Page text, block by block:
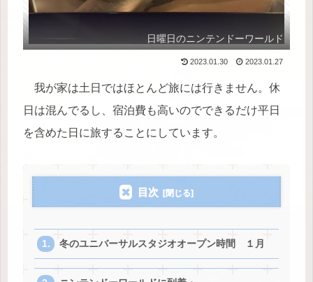
日曜日のニンテンドーワールド
2023.01.30 2023.01.27
我が家は土日ではほとんど旅には行きません。休
日は混んでるし、宿泊費も高いのでできるだけ平日
を含めた日に旅することにしています。
目次
冬のユニバーサルスタジオオープン時間 １月